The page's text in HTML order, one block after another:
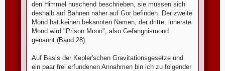
den Himmel huschend beschrieben, sie müssen sich
deshalb auf Bahnen näher auf Gor befinden. Der zweite
Mond hat keinen bekannten Namen, der dritte, innerste
Mond wird "Prison Moon", also Gefängnismond
genannt (Band 28).
Auf Basis der Kepler'schen Gravitationsgesetze und
ein paar frei erfundenen Annahmen bin ich zu folgender